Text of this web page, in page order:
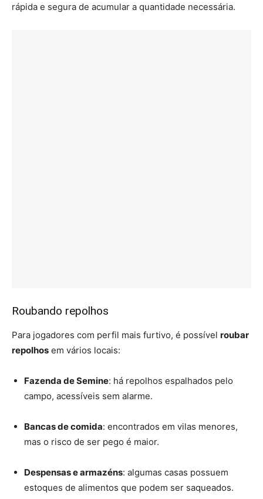
rápida e segura de acumular a quantidade necessária.
Roubando repolhos
Para jogadores com perfil mais furtivo, é possível roubar
repolhos em vários locais:
Fazenda de Semine: há repolhos espalhados pelo
campo, acessíveis sem alarme.
Bancas de comida: encontrados em vilas menores,
mas o risco de ser pego é maior.
Despensas e armazéns: algumas casas possuem
estoques de alimentos que podem ser saqueados.